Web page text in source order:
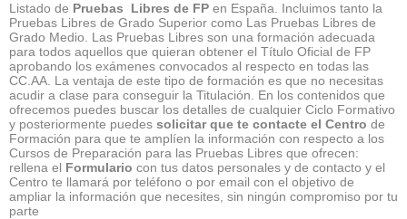
Listado de Pruebas Libres de FP en España. Incluimos tanto la
Pruebas Libres de Grado Superior como Las Pruebas Libres de
Grado Medio. Las Pruebas Libres son una formación adecuada
para todos aquellos que quieran obtener el Título Oficial de FP
aprobando los exámenes convocados al respecto en todas las
CC.AA. La ventaja de este tipo de formación es que no necesitas
acudir a clase para conseguir la Titulación. En los contenidos que
ofrecemos puedes buscar los detalles de cualquier Ciclo Formativo
y posteriormente puedes solicitar que te contacte el Centro de
Formación para que te amplíen la información con respecto a los
Cursos de Preparación para las Pruebas Libres que ofrecen:
rellena el Formulario con tus datos personales y de contacto y el
Centro te llamará por teléfono o por email con el objetivo de
ampliar la información que necesites, sin ningún compromiso por tu
parte